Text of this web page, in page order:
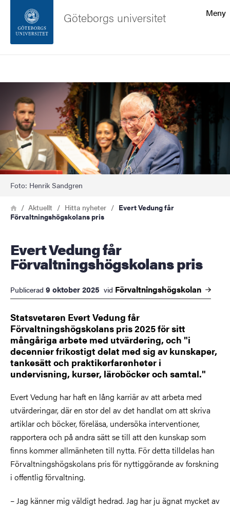
Sidfoten
Om webbplatsen
Meny
Göteborgs universitet
Bild
Foto: Henrik Sandgren
Länkstig
HemAktuellt Hitta nyheter
Evert Vedung får
Förvaltningshögskolans pris
Evert Vedung får
Förvaltningshögskolans pris
Publicerad 9 oktober 2025 vid Förvaltningshögskolan
Statsvetaren Evert Vedung får
Förvaltningshögskolans pris 2025 för sitt
mångåriga arbete med utvärdering, och "i
decennier frikostigt delat med sig av kunskaper,
tankesätt och praktikerfarenheter i
undervisning, kurser, läroböcker och samtal."
Evert Vedung har haft en lång karriär av att arbeta med
utvärderingar, där en stor del av det handlat om att skriva
artiklar och böcker, föreläsa, undersöka interventioner,
rapportera och på andra sätt se till att den kunskap som
finns kommer allmänheten till nytta. För detta tilldelas han
Förvaltningshögskolans pris för nyttiggörande av forskning
i offentlig förvaltning.
– Jag känner mig väldigt hedrad. Jag har ju ägnat mycket av